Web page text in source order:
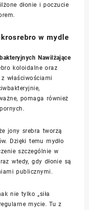
dłonie i poczucie
w mydle
Nawilżające
koloidalne oraz
właściwościami
pomaga również
jony srebra tworzą
Dzięki temu mydło
szczególnie w
wtedy, gdy dłonie są
publicznymi.
nie tylko „siła
mycie. Tu z